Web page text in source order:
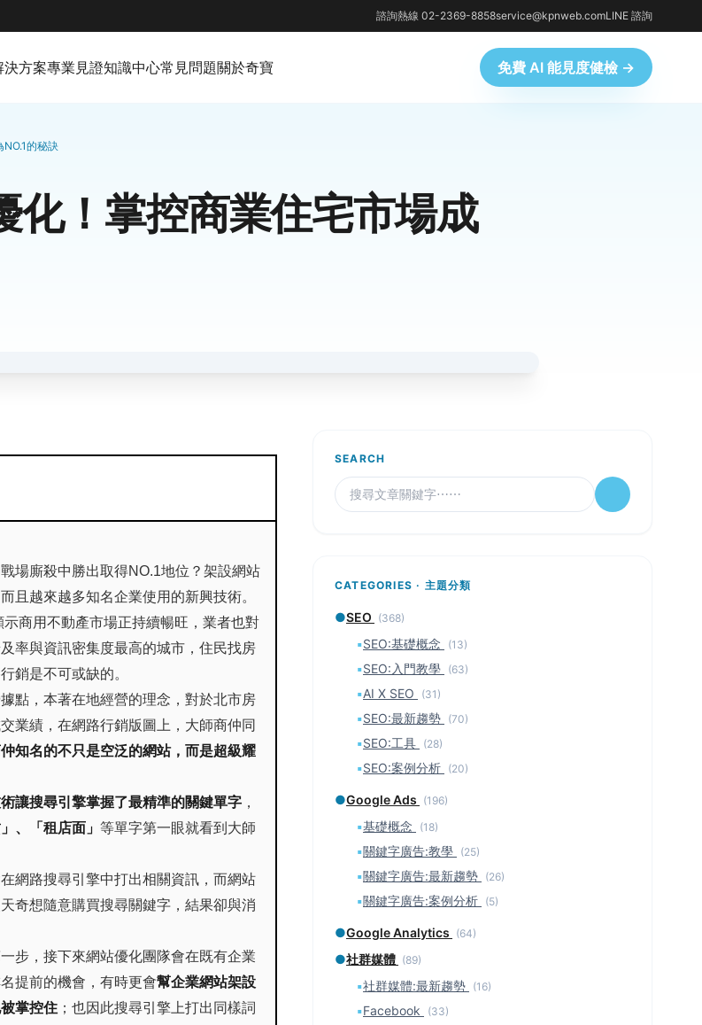
諮詢熱線 02-2369-8858service@kpnweb.comLINE 諮詢
決方案專業見證知識中心常見問題關於奇寶 免費 AI 能見度健檢 →
的秘訣
化！掌控商業住宅市場成
場廝殺中勝出取得NO.1地位？架設網站
而且越來越多知名企業使用的新興技術。
商用不動產市場正持續暢旺，業者也對
率與資訊密集度最高的城市，住民找房
銷是不可或缺的。
點，本著在地經營的理念，對於北市房
業績，在網路行銷版圖上，大師商仲同
知名的不只是空泛的網站，而是超級耀
讓搜尋引擎掌握了最精準的關鍵單字 ，
、「租店面」 等單字第一眼就看到大師
網路搜尋引擎中打出相關資訊，而網站
奇想隨意購買搜尋關鍵字，結果卻與消
步，接下來網站優化團隊會在既有企業
提前的機會，有時更會幫企業網站架設
掌控住 ；也因此搜尋引擎上打出同樣詞
SEARCH
CATEGORIES · 主題分類
●SEO (368)
▪SEO:基礎概念 (13)
▪SEO:入門教學 (63)
▪AI X SEO (31)
▪SEO:最新趨勢 (70)
▪SEO:工具 (28)
▪SEO:案例分析 (20)
●Google Ads (196)
▪基礎概念 (18)
▪關鍵字廣告:教學 (25)
▪關鍵字廣告:最新趨勢 (26)
▪關鍵字廣告:案例分析 (5)
●Google Analytics (64)
●社群媒體 (89)
▪社群媒體:最新趨勢 (16)
▪Facebook (33)